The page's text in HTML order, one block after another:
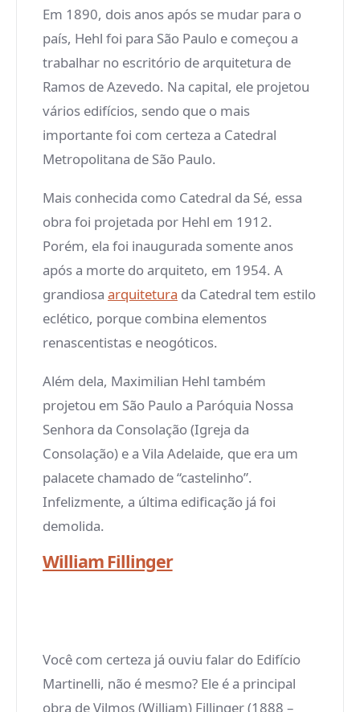
Em 1890, dois anos após se mudar para o
país, Hehl foi para São Paulo e começou a
trabalhar no escritório de arquitetura de
Ramos de Azevedo. Na capital, ele projetou
vários edifícios, sendo que o mais
importante foi com certeza a Catedral
Metropolitana de São Paulo.
Mais conhecida como Catedral da Sé, essa
obra foi projetada por Hehl em 1912.
Porém, ela foi inaugurada somente anos
após a morte do arquiteto, em 1954. A
grandiosa arquitetura da Catedral tem estilo
eclético, porque combina elementos
renascentistas e neogóticos.
Além dela, Maximilian Hehl também
projetou em São Paulo a Paróquia Nossa
Senhora da Consolação (Igreja da
Consolação) e a Vila Adelaide, que era um
palacete chamado de “castelinho”.
Infelizmente, a última edificação já foi
demolida.
William Fillinger
Você com certeza já ouviu falar do Edifício
Martinelli, não é mesmo? Ele é a principal
obra de Vilmos (William) Fillinger (1888 –